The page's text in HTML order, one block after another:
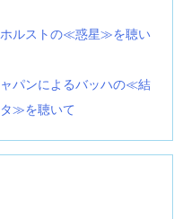
ホルストの≪惑星≫を聴い
パンによるバッハの≪結
≫を聴いて